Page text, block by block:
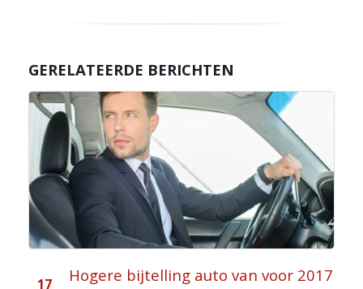
GERELATEERDE BERICHTEN
17
Hogere bijtelling auto van voor 2017